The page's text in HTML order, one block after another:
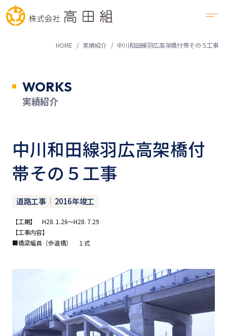
HOME 実績紹介 中川和田線羽広高架橋付帯その５工事
WORKS
実績紹介
中川和田線羽広高架橋付
帯その５工事
道路工事 2016年竣工
【工期】 H28. 1.26～H28. 7.29
【工事内容】
■橋梁幅員（歩道橋） １式